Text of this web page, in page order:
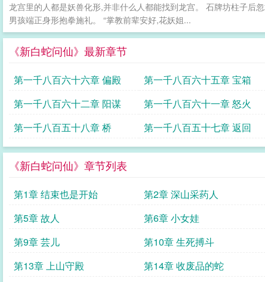
龙宫里的人都是妖兽化形,并非什么人都能找到龙宫。 石牌坊柱子后
男孩端正身形抱拳施礼。 “掌教前辈安好,花妖姐...
《新白蛇问仙》最新章节
第一千八百六十六章 偏殿 第一千八百六十五章 宝箱
第一千八百六十二章 阳谋
第一千八百六十一章 怒火
第一千八百五十八章 桥
第一千八百五十七章 返回
《新白蛇问仙》章节列表
第1章 结束也是开始 第2章 深山采药人
第5章 故人
第6章 小女娃
第9章 芸儿
第10章 生死搏斗
第13章 上山守殿
第14章 收废品的蛇